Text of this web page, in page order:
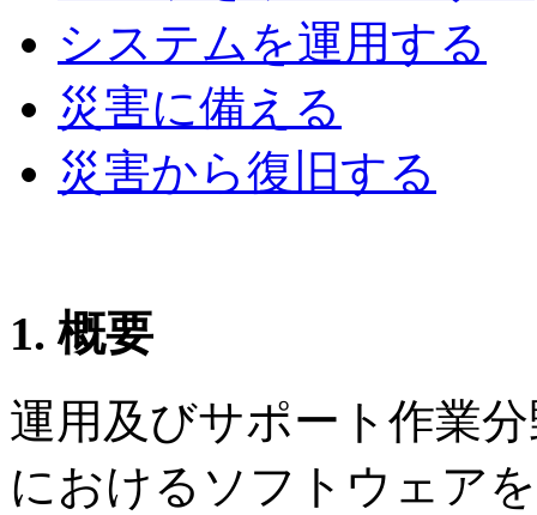
システムを運用する
災害に備える
災害から復旧する
1.概要
運用及びサポート作業
におけるソフトウェア